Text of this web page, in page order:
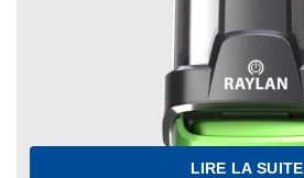
LIRE LA SUITE